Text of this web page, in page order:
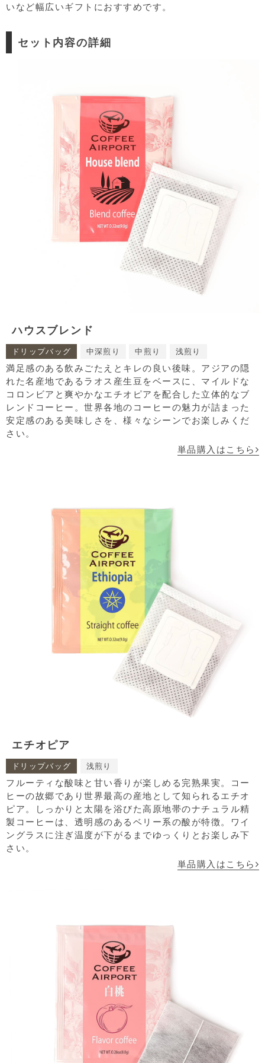
いなど幅広いギフトにおすすめです。
セット内容の詳細
ハウスブレンド
ドリップバッグ 中深煎り 中煎り 浅煎り
満足感のある飲みごたえとキレの良い後味。アジアの隠
れた名産地であるラオス産生豆をベースに、マイルドな
コロンビアと爽やかなエチオピアを配合した立体的なブ
レンドコーヒー。世界各地のコーヒーの魅力が詰まった
安定感のある美味しさを、様々なシーンでお楽しみくだ
さい。
単品購入はこちら
エチオピア
ドリップバッグ 浅煎り
フルーティな酸味と甘い香りが楽しめる完熟果実。コー
ヒーの故郷であり世界最高の産地として知られるエチオ
ピア。しっかりと太陽を浴びた高原地帯のナチュラル精
製コーヒーは、透明感のあるベリー系の酸が特徴。ワイ
ングラスに注ぎ温度が下がるまでゆっくりとお楽しみ下
さい。
単品購入はこちら